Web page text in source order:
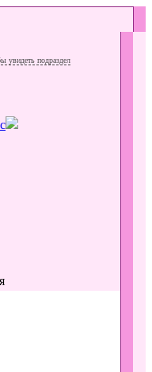
увидеть подраздел